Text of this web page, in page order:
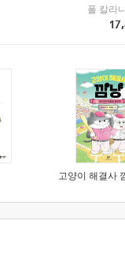
미래엔아이세움폴 칼라
고양이 해결사